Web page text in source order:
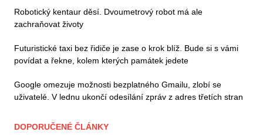
Robotický kentaur děsí. Dvoumetrový robot má ale
zachraňovat životy
Futuristické taxi bez řidiče je zase o krok blíž. Bude si s vámi
povídat a řekne, kolem kterých památek jedete
Google omezuje možnosti bezplatného Gmailu, zlobí se
uživatelé. V lednu ukončí odesílání zpráv z adres třetích stran
DOPORUČENÉ ČLÁNKY